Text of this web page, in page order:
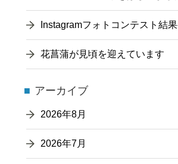
Instagramフォトコンテスト結
花菖蒲が見頃を迎えています
アーカイブ
2026年8月
2026年7月